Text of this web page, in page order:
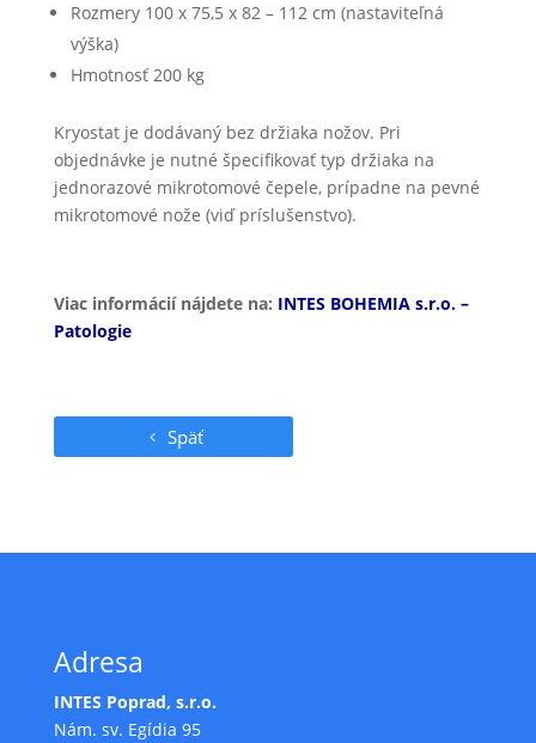
Rozmery 100 x 75,5 x 82 – 112 cm (nastaviteľná
výška)
Hmotnosť 200 kg
Kryostat je dodávaný bez držiaka nožov. Pri
objednávke je nutné špecifikovať typ držiaka na
jednorazové mikrotomové čepele, prípadne na pevné
mikrotomové nože (viď príslušenstvo).
Viac informácií nájdete na: INTES BOHEMIA s.r.o. –
Patologie
Späť
Adresa
INTES Poprad, s.r.o.
Nám. sv. Egídia 95